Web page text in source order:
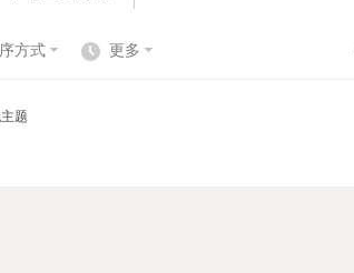
方式 更多
题